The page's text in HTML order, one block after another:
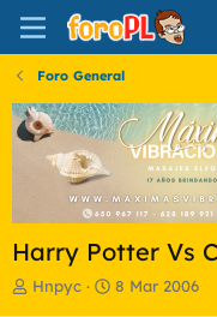
Foro General
Harry Potter Vs
IHnpyc
F
8 Mar 2006